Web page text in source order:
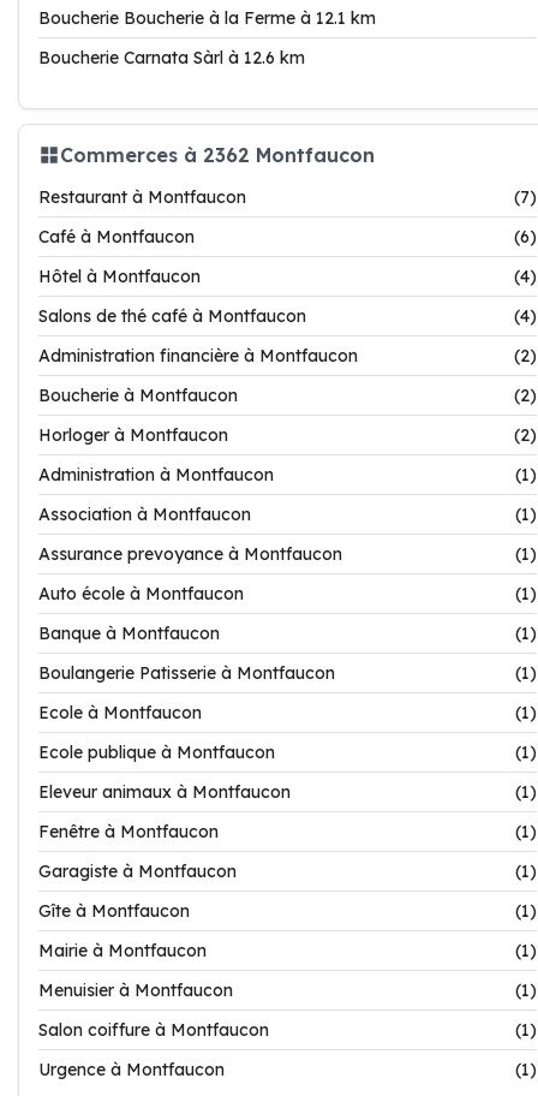
Boucherie Boucherie à la Ferme à 12.1 km
Boucherie Carnata Sàrl à 12.6 km
Commerces à 2362 Montfaucon
Restaurant à Montfaucon
(7)
Café à Montfaucon
(6)
Hôtel à Montfaucon
(4)
Salons de thé café à Montfaucon
(4)
Administration financière à Montfaucon
(2)
Boucherie à Montfaucon
(2)
Horloger à Montfaucon
(2)
Administration à Montfaucon
(1)
Association à Montfaucon
(1)
Assurance prevoyance à Montfaucon
(1)
Auto école à Montfaucon
(1)
Banque à Montfaucon
(1)
Boulangerie Patisserie à Montfaucon
(1)
Ecole à Montfaucon
(1)
Ecole publique à Montfaucon
(1)
Eleveur animaux à Montfaucon
(1)
Fenêtre à Montfaucon
(1)
Garagiste à Montfaucon
(1)
Gîte à Montfaucon
(1)
Mairie à Montfaucon
(1)
Menuisier à Montfaucon
(1)
Salon coiffure à Montfaucon
(1)
Urgence à Montfaucon
(1)